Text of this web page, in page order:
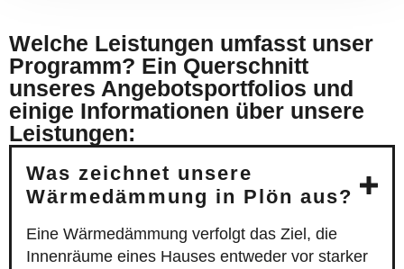
Welche Leistungen umfasst unser
Programm? Ein Querschnitt
unseres Angebotsportfolios und
einige Informationen über unsere
Leistungen:
Was zeichnet unsere
Wärmedämmung in Plön aus?
Eine Wärmedämmung verfolgt das Ziel, die
Innenräume eines Hauses entweder vor starker